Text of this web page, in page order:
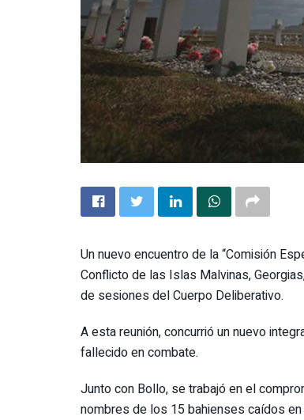
Un nuevo encuentro de la “Comisión
Conflicto de las Islas Malvinas,
de sesiones del Cuerpo Deliberativo.
A esta reunión, concurrió un nuevo
fallecido en combate.
Junto con Bollo, se trabajó en el
nombres de los 15 bahienses caídos